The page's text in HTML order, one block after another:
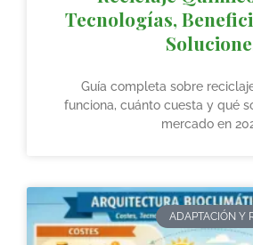
Tecnologías,
Guía completa sobre
funciona, cuánto cuesta y qué
mercado en
ADAPTACIÓN Y